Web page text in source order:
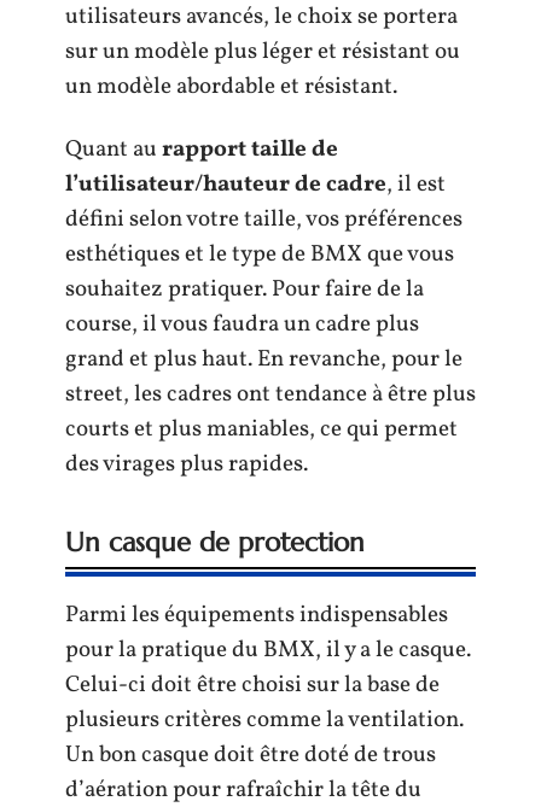
utilisateurs avancés, le choix se portera
sur un modèle plus léger et résistant ou
un modèle abordable et résistant.
Quant aurapport taille de
l’utilisateur/hauteur de cadre, il est
défini selon votre taille, vos préférences
esthétiques et le type de BMX que vous
souhaitez pratiquer. Pour faire de la
course, il vous faudra un cadre plus
grand et plus haut. En revanche, pour le
street, les cadres ont tendance à être plus
courts et plus maniables, ce qui permet
des virages plus rapides.
Un casque de protection
Parmi les équipements indispensables
pour la pratique du BMX, il y a le casque.
Celui-ci doit être choisi sur la base de
plusieurs critères comme la ventilation.
Un bon casque doit être doté de trous
d’aération pour rafraîchir la tête du